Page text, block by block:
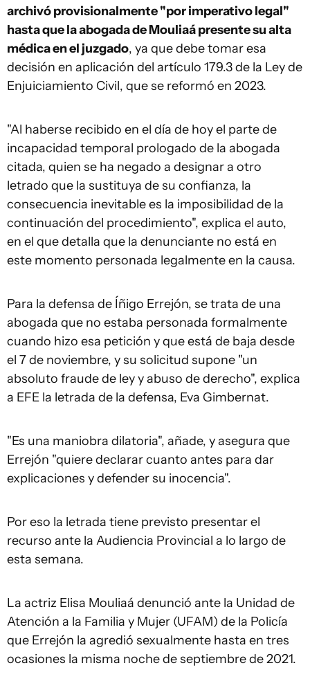
archivó provisionalmente "por imperativo legal"
hasta que la abogada de Mouliaá presente su alta
médica en el juzgado, ya que debe tomar esa
decisión en aplicación del artículo 179.3 de la Ley de
Enjuiciamiento Civil, que se reformó en 2023.
"Al haberse recibido en el día de hoy el parte de
incapacidad temporal prologado de la abogada
citada, quien se ha negado a designar a otro
letrado que la sustituya de su confianza, la
consecuencia inevitable es la imposibilidad de la
continuación del procedimiento", explica el auto,
en el que detalla que la denunciante no está en
este momento personada legalmente en la causa.
Para la defensa de Íñigo Errejón, se trata de una
abogada que no estaba personada formalmente
cuando hizo esa petición y que está de baja desde
el 7 de noviembre, y su solicitud supone "un
absoluto fraude de ley y abuso de derecho", explica
a EFE la letrada de la defensa, Eva Gimbernat.
"Es una maniobra dilatoria", añade, y asegura que
Errejón "quiere declarar cuanto antes para dar
explicaciones y defender su inocencia".
Por eso la letrada tiene previsto presentar el
recurso ante la Audiencia Provincial a lo largo de
esta semana.
La actriz Elisa Mouliaá denunció ante la Unidad de
Atención a la Familia y Mujer (UFAM) de la Policía
que Errejón la agredió sexualmente hasta en tres
ocasiones la misma noche de septiembre de 2021.